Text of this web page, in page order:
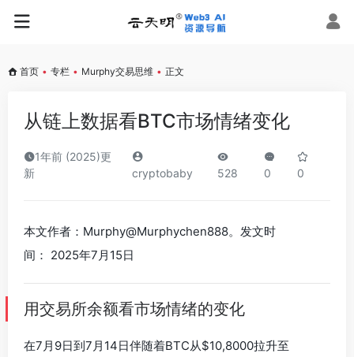
首页 • 专栏 • Murphy交易思维 • 正文
从链上数据看BTC市场情绪变化
1年前 (2025)更
新
cryptobaby 528 0 0
本文作者：Murphy@Murphychen888。发文时
间： 2025年7月15日
用交易所余额看市场情绪的变化
在7月9日到7月14日伴随着BTC从$10,8000拉升至